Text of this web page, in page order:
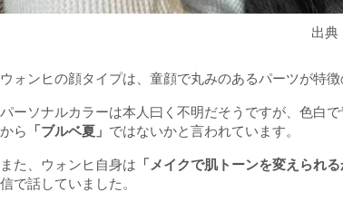
出典
ウォンヒの顔タイプは、童顔で丸みのあるパーツが特徴
パーソナルカラーは本人曰く不明だそうですが、色白
から
「ブルベ夏」 ではないかと言われています。
また、ウォンヒ自身は 「メイクで肌トーンを変えられ
信で話していました。